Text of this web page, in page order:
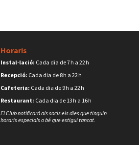
Horaris
Instal·lació: Cada dia de 7 h a 22 h
Recepció: Cada dia de 8 h a 22 h
Cafeteria: Cada dia de 9 h a 22 h
Restaurant: Cada dia de 13 h a 16 h
El Club notificarà als socis els dies que tinguin
horaris especials o bé que estigui tancat.